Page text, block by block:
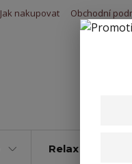
Jak nakupovat Obchodní
Relax & Úleva